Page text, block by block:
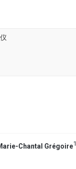
Chantal Grégoire1